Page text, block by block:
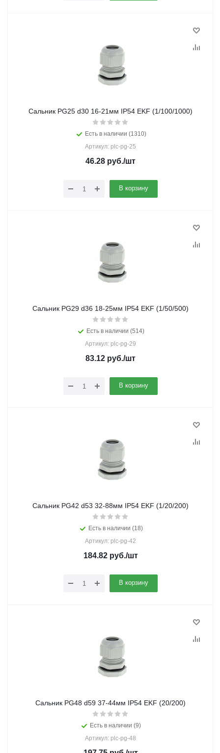
Сальник PG25 d30 16-21мм IP54 EKF (1/100/1000)
Есть в наличии (1310)
Артикул: plc-pg-25
46.28 руб./шт
В корзину
Сальник PG29 d36 18-25мм IP54 EKF (1/50/500)
Есть в наличии (514)
Артикул: plc-pg-29
83.12 руб./шт
В корзину
Сальник PG42 d53 32-88мм IP54 EKF (1/20/200)
Есть в наличии (18)
Артикул: plc-pg-42
184.82руб./шт
В корзину
Сальник PG48 d59 37-44мм IP54 EKF (20/200)
Есть в наличии (9)
Артикул: plc-pg-48